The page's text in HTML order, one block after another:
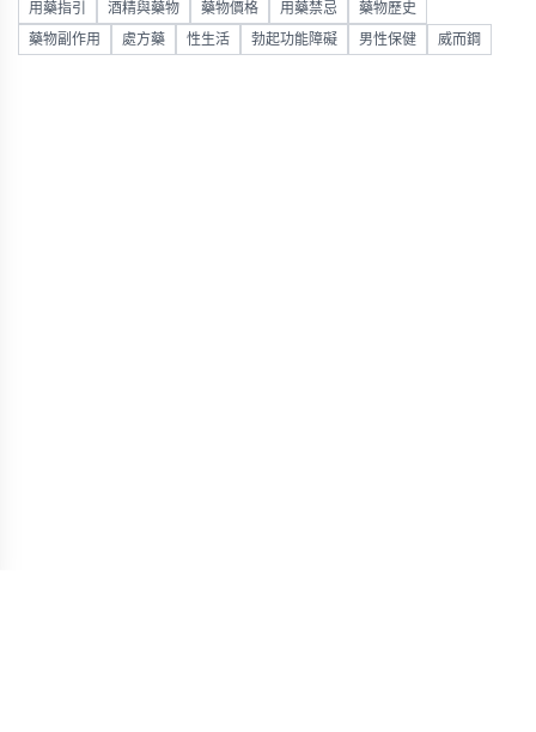
用藥指引 酒精與藥物 藥物價格 用藥禁忌 藥物歷史
藥物副作用 處方藥 性生活 勃起功能障礙 男性保健 威而鋼